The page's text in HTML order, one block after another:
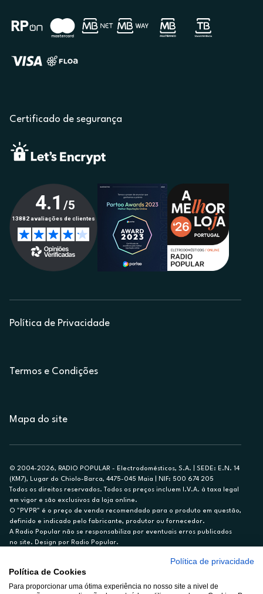
Certificado de segurança
Política de Privacidade
Termos e Condições
Mapa do site
© 2004-2026, RADIO POPULAR - Electrodomésticos, S.A. | SEDE: E.N. 14
(KM7), Lugar do Chiolo-Barca, 4475-045 Maia | NIF: 500 674 205
Todos os direitos reservados. Todos os preços incluem I.V.A. à taxa legal
em vigor e são exclusivos da loja online.
O "PVPR" é o preço de venda recomendado para o produto em questão,
definido e indicado pelo fabricante, produtor ou fornecedor.
A Radio Popular não se responsabiliza por eventuais erros publicados
no site. Design por Radio Popular.
Ex. para limite de crédito de €1.500, reembolsado em 12 meses, TAN
14,79%.
Política de privacidade
Política de Cookies
Para proporcionar uma ótima experiência no nosso site a nivel de